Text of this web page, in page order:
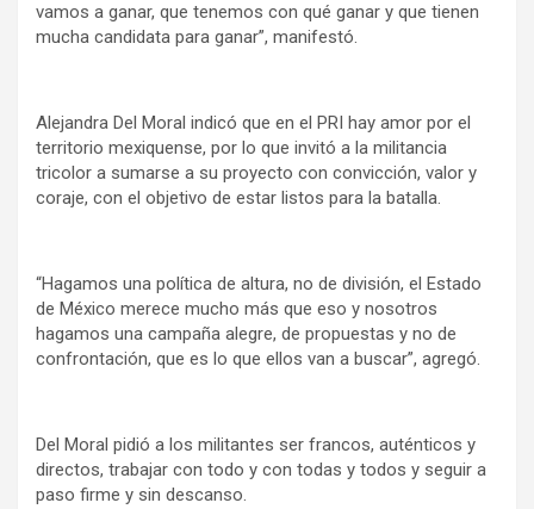
vamos a ganar, que tenemos con qué ganar y que tienen
mucha candidata para ganar”, manifestó.
Alejandra Del Moral indicó que en el PRI hay amor por el
territorio mexiquense, por lo que invitó a la militancia
tricolor a sumarse a su proyecto con convicción, valor y
coraje, con el objetivo de estar listos para la batalla.
“Hagamos una política de altura, no de división, el Estado
de México merece mucho más que eso y nosotros
hagamos una campaña alegre, de propuestas y no de
confrontación, que es lo que ellos van a buscar”, agregó.
Del Moral pidió a los militantes ser francos, auténticos y
directos, trabajar con todo y con todas y todos y seguir a
paso firme y sin descanso.